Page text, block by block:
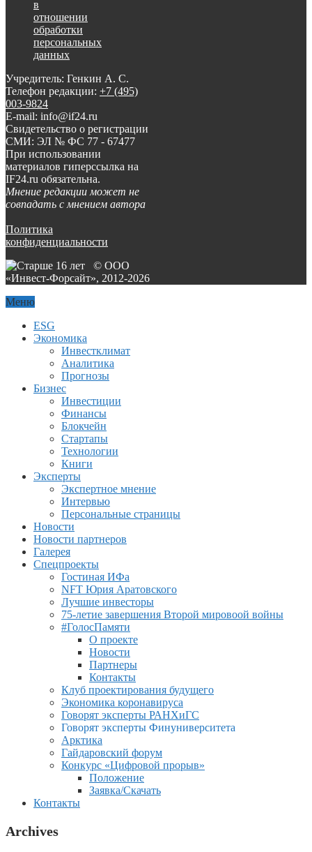
в
отношении
обработки
персональных
данных
Учредитель: Генкин А. С.
Телефон редакции: +7 (495)
003-9824
E-mail: info@if24.ru
Свидетельство о регистрации
СМИ: ЭЛ № ФС 77 - 67477
При использовании
материалов гиперссылка на
IF24.ru обязательна.
Мнение редакции может не
совпадать с мнением автора
Политика
конфиденциальности
© ООО
«Инвест-Форсайт», 2012-2026
Меню
ESG
Экономика
Инвестклимат
Аналитика
Прогнозы
Бизнес
Инвестиции
Финансы
Блокчейн
Стартапы
Технологии
Книги
Эксперты
Экспертное мнение
Интервью
Персональные страницы
Новости
Новости партнеров
Галерея
Спецпроекты
Гостиная ИФа
NFT Юрия Аратовского
Лучшие инвесторы
75-летие завершения Второй мировоой войны
#ГолосПамяти
О проекте
Новости
Партнеры
Контакты
Клуб проектирования будущего
Экономика коронавируса
Говорят эксперты РАНХиГС
Говорят эксперты Финуниверситета
Арктика
Гайдаровский форум
Конкурс «Цифровой прорыв»
Положение
Заявка/Скачать
Контакты
Archives